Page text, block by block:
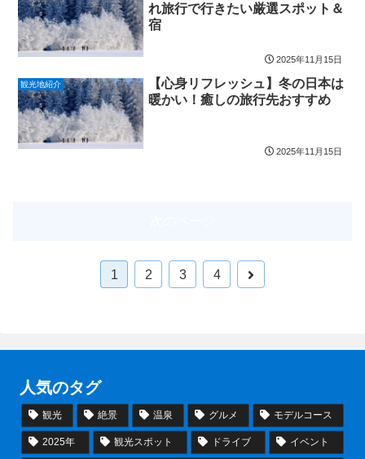
れ旅行で行きたい厳選スポット＆
宿
2025年11月15日
観光地紹介
【心身リフレッシュ】冬の日本は
暖かい！癒しの旅行先おすすめ
2025年11月15日
1 2 3 4
次
人気のタグ
観光 絶景 温泉 グルメ モデルコース
2025年 観光スポット ドライブ イベント